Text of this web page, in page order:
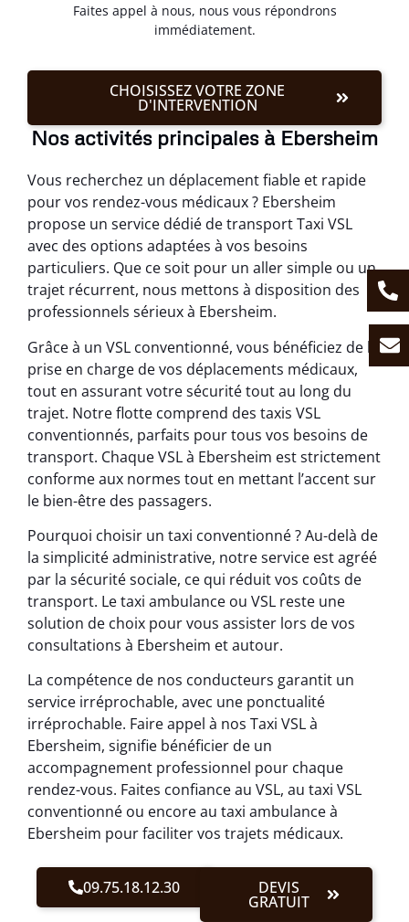
Faites appel à nous, nous vous répondrons
immédiatement.
CHOISISSEZ VOTRE ZONE
D'INTERVENTION
Nos activités principales à Ebersheim
Vous recherchez un déplacement fiable et rapide
pour vos rendez-vous médicaux ? Ebersheim
propose un service dédié de transport Taxi VSL
avec des options adaptées à vos besoins
particuliers. Que ce soit pour un aller simple ou un
trajet récurrent, nous mettons à disposition des
professionnels sérieux à Ebersheim.
Grâce à un VSL conventionné, vous bénéficiez de la
prise en charge de vos déplacements médicaux,
tout en assurant votre sécurité tout au long du
trajet. Notre flotte comprend des taxis VSL
conventionnés, parfaits pour tous vos besoins de
transport. Chaque VSL à Ebersheim est strictement
conforme aux normes tout en mettant l’accent sur
le bien-être des passagers.
Pourquoi choisir un taxi conventionné ? Au-delà de
la simplicité administrative, notre service est agréé
par la sécurité sociale, ce qui réduit vos coûts de
transport. Le taxi ambulance ou VSL reste une
solution de choix pour vous assister lors de vos
consultations à Ebersheim et autour.
La compétence de nos conducteurs garantit un
service irréprochable, avec une ponctualité
irréprochable. Faire appel à nos Taxi VSL à
Ebersheim, signifie bénéficier de un
accompagnement professionnel pour chaque
rendez-vous. Faites confiance au VSL, au taxi VSL
conventionné ou encore au taxi ambulance à
Ebersheim pour faciliter vos trajets médicaux.
09.75.18.12.30 DEVIS
GRATUIT